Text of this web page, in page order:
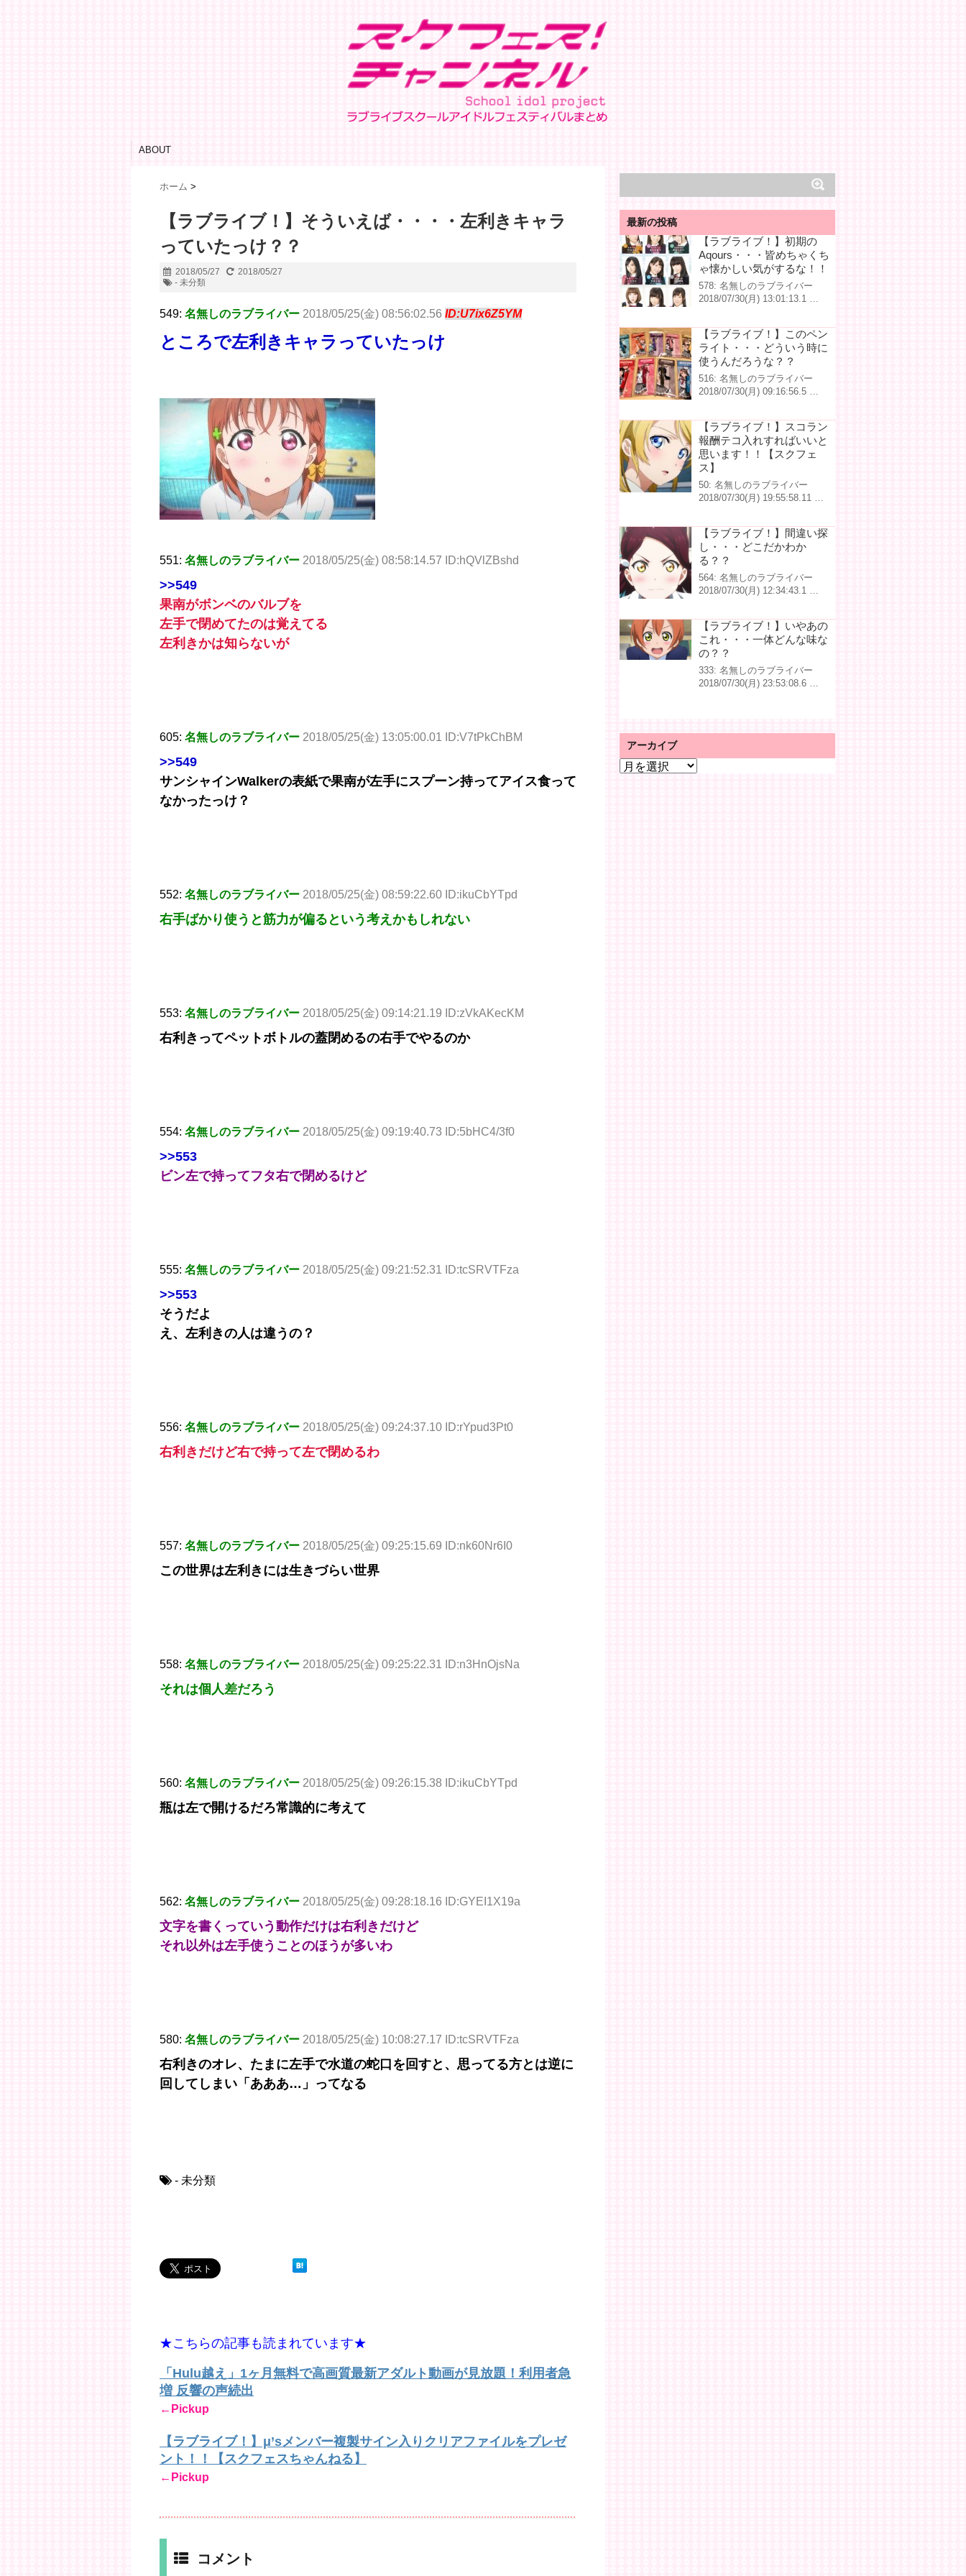
ABOUT
ホーム >
【ラブライブ！】そういえば・・・・左利きキャラ
っていたっけ？？
2018/05/27
2018/05/27
- 未分類
549: 名無しのラブライバー 2018/05/25(金) 08:56:02.56 ID:U7ix6Z5YM
ところで左利きキャラっていたっけ
551: 名無しのラブライバー 2018/05/25(金) 08:58:14.57 ID:hQVlZBshd
>>549
果南がボンベのバルブを
左手で閉めてたのは覚えてる
左利きかは知らないが
605: 名無しのラブライバー 2018/05/25(金) 13:05:00.01 ID:V7tPkChBM
>>549
サンシャインWalkerの表紙で果南が左手にスプーン持ってアイス食って
なかったっけ？
552: 名無しのラブライバー 2018/05/25(金) 08:59:22.60 ID:ikuCbYTpd
右手ばかり使うと筋力が偏るという考えかもしれない
553: 名無しのラブライバー 2018/05/25(金) 09:14:21.19 ID:zVkAKecKM
右利きってペットボトルの蓋閉めるの右手でやるのか
554: 名無しのラブライバー 2018/05/25(金) 09:19:40.73 ID:5bHC4/3f0
>>553
ビン左で持ってフタ右で閉めるけど
555: 名無しのラブライバー 2018/05/25(金) 09:21:52.31 ID:tcSRVTFza
>>553
そうだよ
え、左利きの人は違うの？
556: 名無しのラブライバー 2018/05/25(金) 09:24:37.10 ID:rYpud3Pt0
右利きだけど右で持って左で閉めるわ
557: 名無しのラブライバー 2018/05/25(金) 09:25:15.69 ID:nk60Nr6I0
この世界は左利きには生きづらい世界
558: 名無しのラブライバー 2018/05/25(金) 09:25:22.31 ID:n3HnOjsNa
それは個人差だろう
560: 名無しのラブライバー 2018/05/25(金) 09:26:15.38 ID:ikuCbYTpd
瓶は左で開けるだろ常識的に考えて
562: 名無しのラブライバー 2018/05/25(金) 09:28:18.16 ID:GYEI1X19a
文字を書くっていう動作だけは右利きだけど
それ以外は左手使うことのほうが多いわ
580: 名無しのラブライバー 2018/05/25(金) 10:08:27.17 ID:tcSRVTFza
右利きのオレ、たまに左手で水道の蛇口を回すと、思ってる方とは逆に
回してしまい「あああ…」ってなる
- 未分類
★こちらの記事も読まれています★
「Hulu越え」1ヶ月無料で高画質最新アダルト動画が見放題！利用者急
増 反響の声続出
←Pickup
【ラブライブ！】μ’sメンバー複製サイン入りクリアファイルをプレゼ
ント！！【スクフェスちゃんねる】
←Pickup
コメント
最新の投稿
【ラブライブ！】初期の
Aqours・・・皆めちゃくち
ゃ懐かしい気がするな！！
578: 名無しのラブライバー
2018/07/30(月) 13:01:13.1 …
【ラブライブ！】このペン
ライト・・・どういう時に
使うんだろうな？？
516: 名無しのラブライバー
2018/07/30(月) 09:16:56.5 …
【ラブライブ！】スコラン
報酬テコ入れすればいいと
思います！！【スクフェ
ス】
50: 名無しのラブライバー
2018/07/30(月) 19:55:58.11 …
【ラブライブ！】間違い探
し・・・どこだかわか
る？？
564: 名無しのラブライバー
2018/07/30(月) 12:34:43.1 …
【ラブライブ！】いやあの
これ・・・一体どんな味な
の？？
333: 名無しのラブライバー
2018/07/30(月) 23:53:08.6 …
アーカイブ
ア